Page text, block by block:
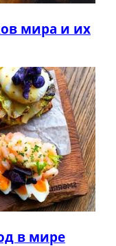
мира и их
в мире